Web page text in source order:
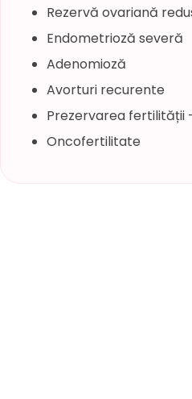
Rezervă ovariană
Endometrioză severă
Adenomioză
Avorturi recurente
Prezervarea fertilității
Oncofertilitate